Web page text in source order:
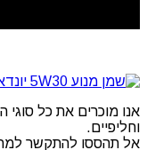
אנו מוכרים את כל סוגי
וחליפיים.
אל תהססו להתקשר